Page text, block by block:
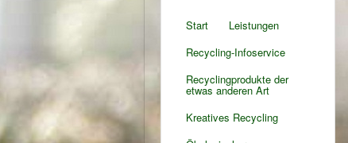
Start
Leistungen
Recycling-Infoservice
Recyclingprodukte der
etwas anderen Art
Kreatives Recycling